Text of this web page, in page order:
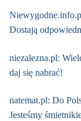
Dostają
niezalezna.pl:
daj się nabrać!
natemat.pl: Do
Jesteśmy